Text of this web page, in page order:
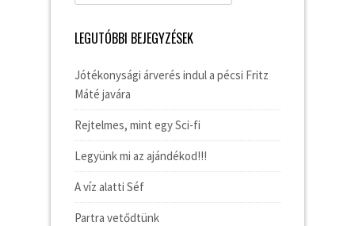
LEGUTÓBBI BEJEGYZÉSEK
Jótékonysági árverés indul a pécsi Fritz
Máté javára
Rejtelmes, mint egy Sci-fi
Legyünk mi az ajándékod!!!
A víz alatti Séf
Partra vetődtünk